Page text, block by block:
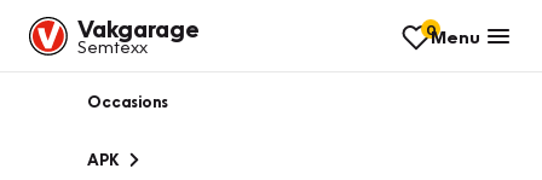
Vakgarage
Semtexx
0Menu
Occasions
APK